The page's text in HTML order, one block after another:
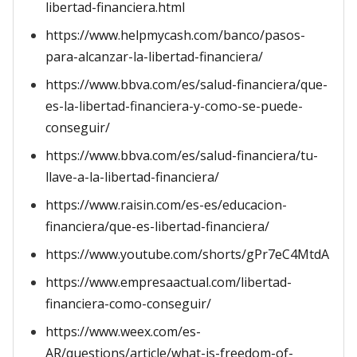
libertad-financiera.html
https://www.helpmycash.com/banco/pasos-
para-alcanzar-la-libertad-financiera/
https://www.bbva.com/es/salud-financiera/que-
es-la-libertad-financiera-y-como-se-puede-
conseguir/
https://www.bbva.com/es/salud-financiera/tu-
llave-a-la-libertad-financiera/
https://www.raisin.com/es-es/educacion-
financiera/que-es-libertad-financiera/
https://www.youtube.com/shorts/gPr7eC4MtdA
https://www.empresaactual.com/libertad-
financiera-como-conseguir/
https://www.weex.com/es-
AR/questions/article/what-is-freedom-of-